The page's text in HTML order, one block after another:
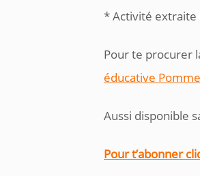
* Activité extraite
Pour te procurer
éducative
Aussi disponible
Pour t’abonner